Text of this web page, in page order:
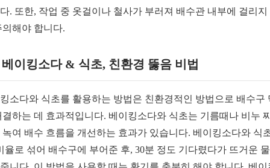
. 또한, 작업 중 옷걸이나 철사가 부러져 배수관 내부에 걸리지
의해야 합니다.
베이킹소다 & 식초, 친환경 뚫음 비법
소다와 식초를 활용하는 방법은 친환경적인 방법으로 배수구
결하는 데 효과적입니다. 베이킹소다와 식초는 기름때나 비누
녹여 배수 흐름을 개선하는 효과가 있습니다. 베이킹소다와 식
율로 섞어 배수구에 부어준 후, 30분 정도 기다렸다가 뜨거운